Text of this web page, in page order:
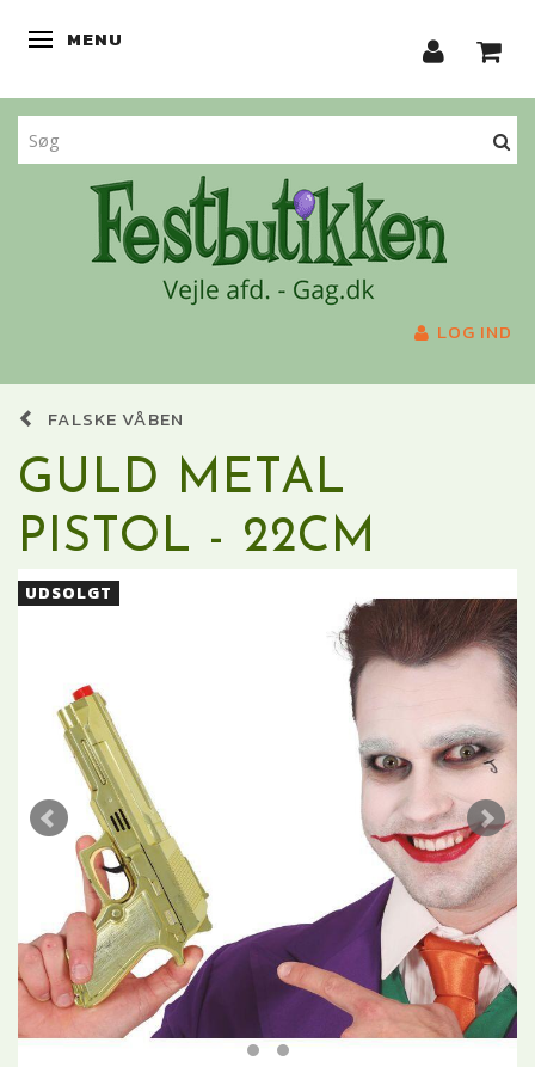
SKIFTE NAVIGATION
MENU
LOG IND
FALSKE VÅBEN
GULD METAL
PISTOL - 22CM
UDSOLGT